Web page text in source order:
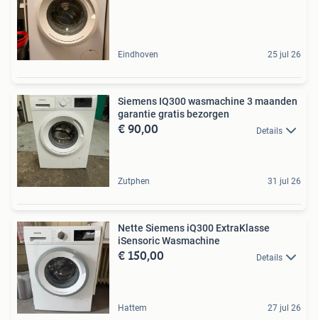
Eindhoven 25 jul 26
Siemens IQ300 wasmachine 3 maanden
garantie gratis bezorgen
€ 90,00 Details
Zutphen 31 jul 26
Nette Siemens iQ300 ExtraKlasse
iSensoric Wasmachine
€ 150,00 Details
Hattem 27 jul 26